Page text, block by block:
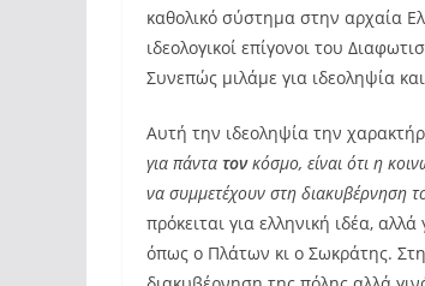
καθολικό σύστημα στην αρχαία
ιδεολογικοί επίγονοι του
Συνεπώς μιλάμε για ιδεοληψία
Αυτή την ιδεοληψία την
για πάντα τονκόσμο, είναι ότι η
να συμμετέχουν στη διακυβέρνηση
πρόκειται για ελληνική ιδέα,
όπως ο Πλάτων κι ο Σωκράτης.